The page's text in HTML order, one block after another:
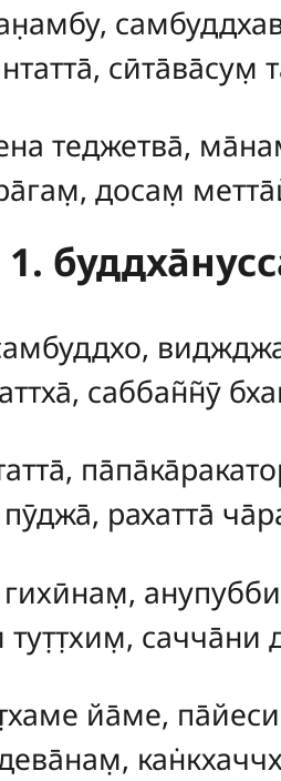
сӣта̄ва̄сум̣
теджетва̄,
досам̣
1.
саббан̃н̃ӯ
,
рахатта̄
сачча̄ни
йа̄ме,